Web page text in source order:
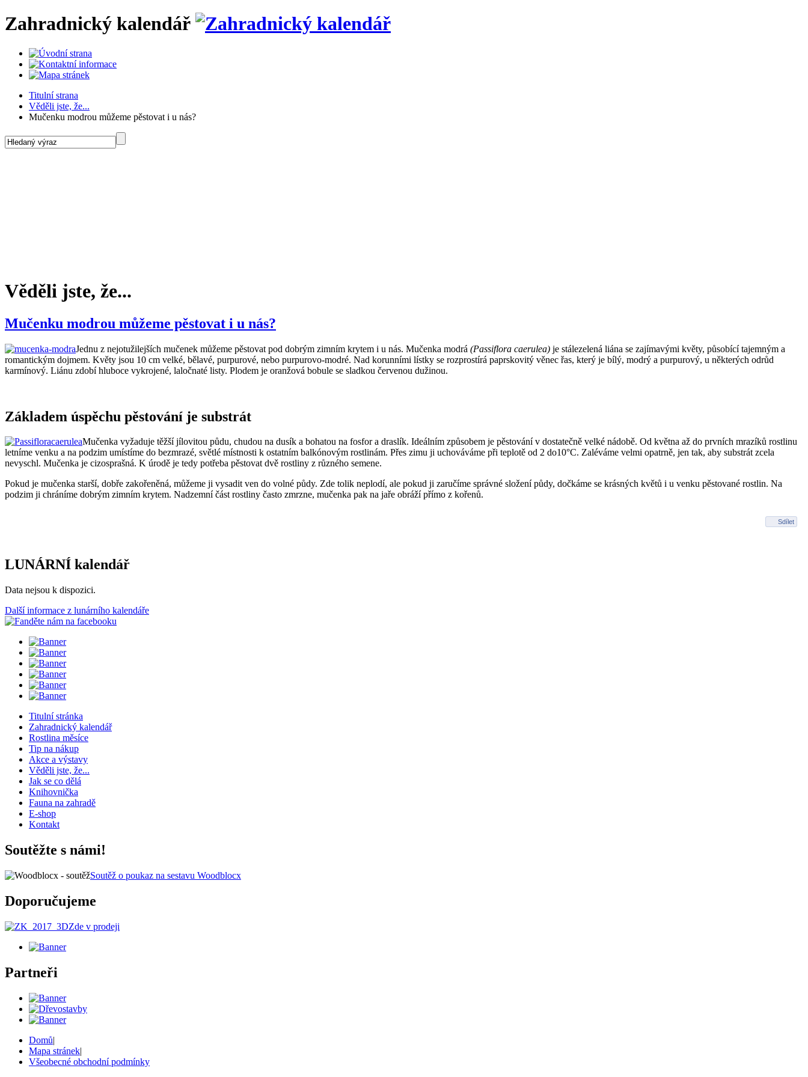
Zahradnický kalendář
Titulní strana
Věděli jste, že...
Mučenku modrou můžeme pěstovat i u nás?
Věděli jste, že...
Mučenku modrou můžeme pěstovat i u nás?
Jednu z nejotužilejších mučenek můžeme pěstovat pod dobrým zimním krytem i u nás. Mučenka modrá (Passiflora caerulea) je stálezelená liána se zajímavými květy, působící tajemným a
romantickým dojmem. Květy jsou 10 cm velké, bělavé, purpurové, nebo purpurovo-modré. Nad korunními lístky se rozprostírá paprskovitý věnec řas, který je bílý, modrý a purpurový, u některých odrůd
karmínový. Liánu zdobí hluboce vykrojené, laločnaté listy. Plodem je oranžová bobule se sladkou červenou dužinou.
Základem úspěchu pěstování je substrát
Mučenka vyžaduje těžší jílovitou půdu, chudou na dusík a bohatou na fosfor a draslík. Ideálním způsobem je pěstování v dostatečně velké nádobě. Od května až do prvních mrazíků rostlinu
letníme venku a na podzim umístíme do bezmrazé, světlé místnosti k ostatním balkónovým rostlinám. Přes zimu ji uchováváme při teplotě od 2 do10°C. Zaléváme velmi opatrně, jen tak, aby substrát zcela
nevyschl. Mučenka je cizosprašná. K úrodě je tedy potřeba pěstovat dvě rostliny z různého semene.
Pokud je mučenka starší, dobře zakořeněná, můžeme ji vysadit ven do volné půdy. Zde tolik neplodí, ale pokud ji zaručíme správné složení půdy, dočkáme se krásných květů i u venku pěstované rostlin. Na
podzim ji chráníme dobrým zimním krytem. Nadzemní část rostliny často zmrzne, mučenka pak na jaře obráží přímo z kořenů.
Sdílet
LUNÁRNÍ kalendář
Data nejsou k dispozici.
Další informace z lunárního kalendáře
Titulní stránka
Zahradnický kalendář
Rostlina měsíce
Tip na nákup
Akce a výstavy
Věděli jste, že...
Jak se co dělá
Knihovnička
Fauna na zahradě
E-shop
Kontakt
Soutěžte s námi!
Soutěž o poukaz na sestavu Woodblocx
Doporučujeme
Zde v prodeji
Partneři
Domů|
Mapa stránek|
Všeobecné obchodní podmínky